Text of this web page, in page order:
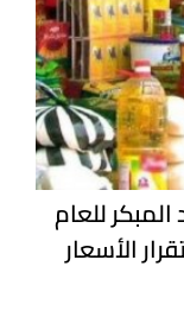
للعام
الأسعار